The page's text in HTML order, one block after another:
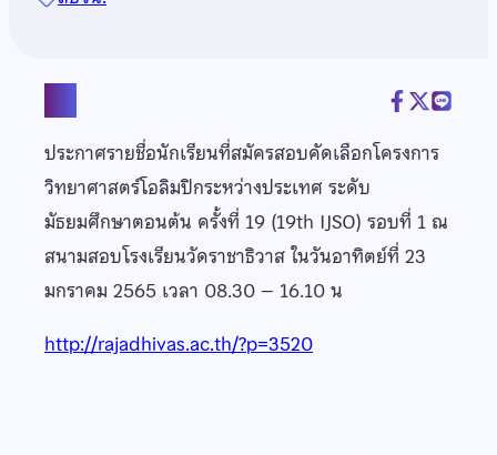
ประกาศรายชื่อนักเรียนที่สมัครสอบคัดเลือกโครงการ
วิทยาศาสตร์โอลิมปิกระหว่างประเทศ ระดับ
มัธยมศึกษาตอนต้น ครั้งที่ 19 (19th IJSO) รอบที่ 1 ณ
สนามสอบโรงเรียนวัดราชาธิวาส ในวันอาทิตย์ที่ 23
มกราคม 2565 เวลา 08.30 – 16.10 น
http://rajadhivas.ac.th/?p=3520